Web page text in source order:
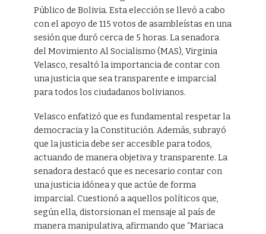
Público de Bolivia. Esta elección se llevó a cabo
con el apoyo de 115 votos de asambleístas en una
sesión que duró cerca de 5 horas. La senadora
del Movimiento Al Socialismo (MAS), Virginia
Velasco, resaltó la importancia de contar con
una justicia que sea transparente e imparcial
para todos los ciudadanos bolivianos.
Velasco enfatizó que es fundamental respetar la
democracia y la Constitución. Además, subrayó
que la justicia debe ser accesible para todos,
actuando de manera objetiva y transparente. La
senadora destacó que es necesario contar con
una justicia idónea y que actúe de forma
imparcial. Cuestionó a aquellos políticos que,
según ella, distorsionan el mensaje al país de
manera manipulativa, afirmando que “Mariaca